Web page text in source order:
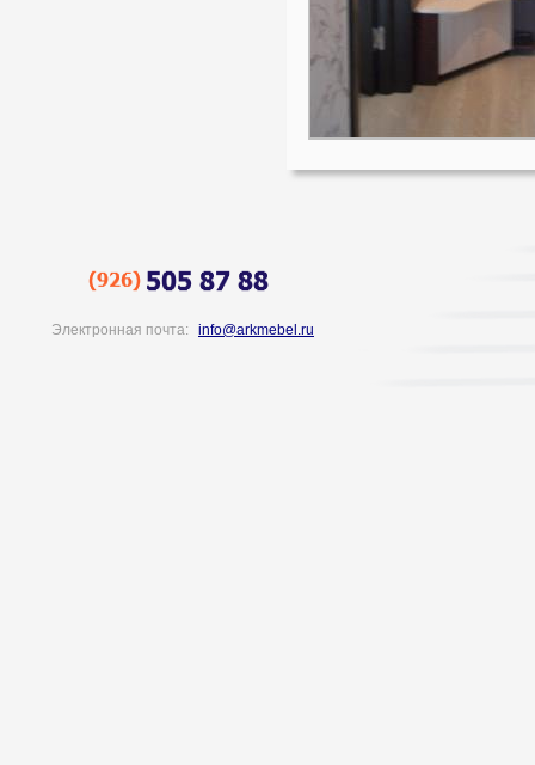
Электронная почта: info@arkmebel.ru